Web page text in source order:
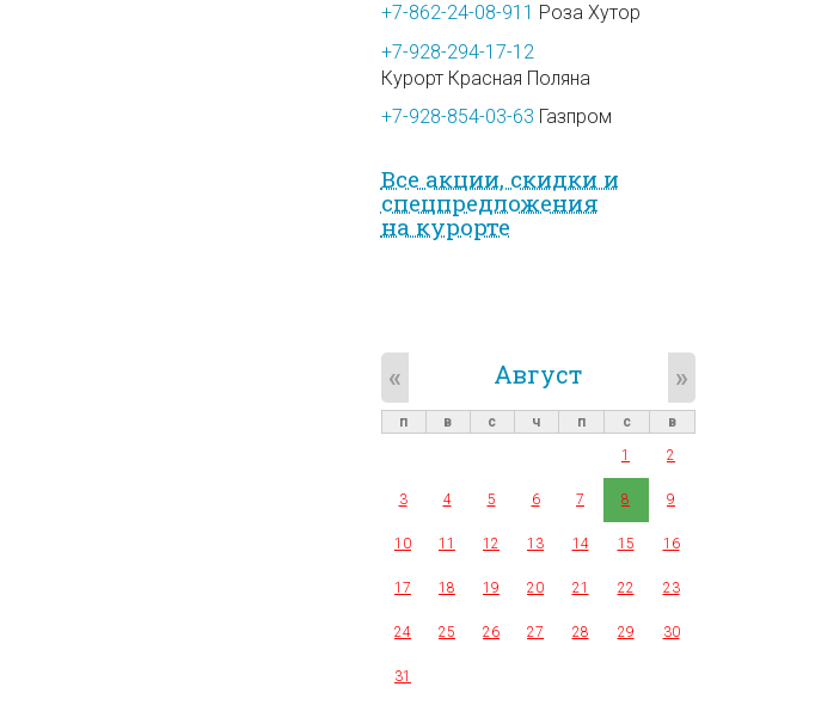
+7-862-24-08-911 Роза Хутор
+7-928-294-17-12
Курорт Красная Поляна
+7-928-854-03-63 Газпром
Все акции, скидки и
спец­предложе­ния
на курорте
Август
« »
п в с ч п с
в
1
2
3 4 5 6 7 8 9
10 11 12 13 14 15 16
17 18 19 20 21 22 23
24 25 26 27 28 29 30
31